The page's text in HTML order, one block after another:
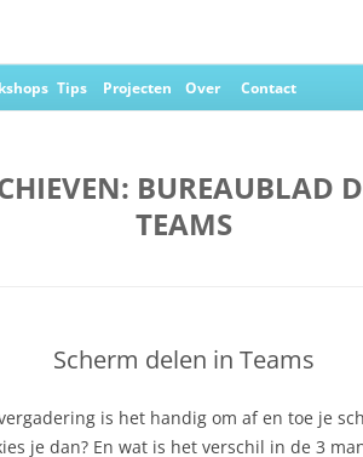
Ga
naar
Tips Projecten Over Contact
BUREAUBLAD
TEAMS
Scherm delen in Teams
is het handig om af en toe je
je dan? En wat is het verschil in de 3